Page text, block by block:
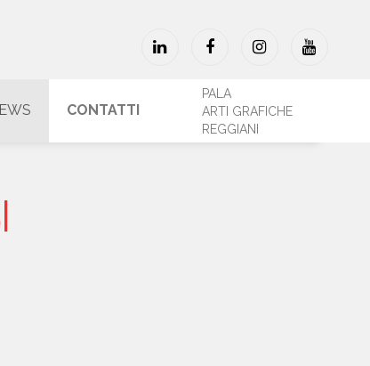
CONTATTI
PALA
ARTI GRAFICHE
REGGIANI